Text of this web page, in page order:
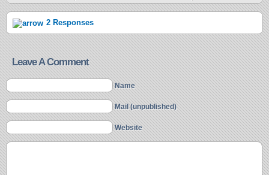
2 Responses
Leave A Comment
Name
Mail (unpublished)
Website